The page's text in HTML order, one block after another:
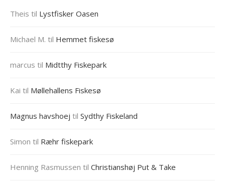
Theis til Lystfisker Oasen
Michael M. til Hemmet fiskesø
marcus til Midtthy Fiskepark
Kai til Møllehallens Fiskesø
Magnus havshoej til Sydthy Fiskeland
Simon til Ræhr fiskepark
Henning Rasmussen til Christianshøj Put & Take